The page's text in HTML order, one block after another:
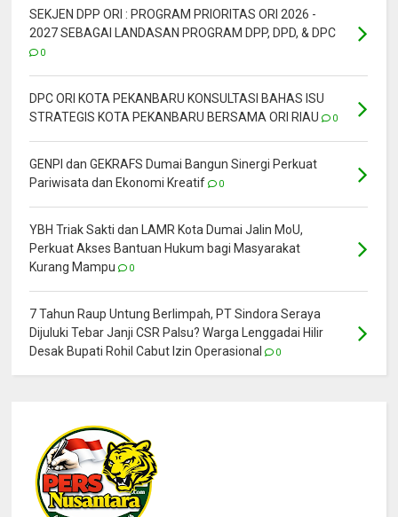
SEKJEN DPP ORI : PROGRAM PRIORITAS ORI 2026 -
2027 SEBAGAI LANDASAN PROGRAM DPP, DPD, & DPC
0
DPC ORI KOTA PEKANBARU KONSULTASI BAHAS ISU
STRATEGIS KOTA PEKANBARU BERSAMA ORI RIAU
0
GENPI dan GEKRAFS Dumai Bangun Sinergi Perkuat
Pariwisata dan Ekonomi Kreatif
0
YBH Triak Sakti dan LAMR Kota Dumai Jalin MoU,
Perkuat Akses Bantuan Hukum bagi Masyarakat
Kurang Mampu
0
7 Tahun Raup Untung Berlimpah, PT Sindora Seraya
Dijuluki Tebar Janji CSR Palsu? Warga Lenggadai Hilir
Desak Bupati Rohil Cabut Izin Operasional
0